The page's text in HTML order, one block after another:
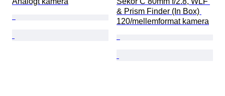
& Prism Finder (In Box)
120/mellemformat kamera